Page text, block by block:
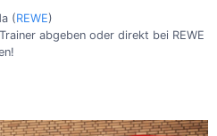
(REWE)
abgeben oder direkt bei REWE